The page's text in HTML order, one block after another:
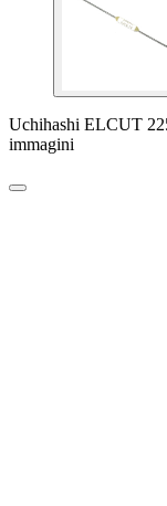
Uchihashi ELCUT
immagini